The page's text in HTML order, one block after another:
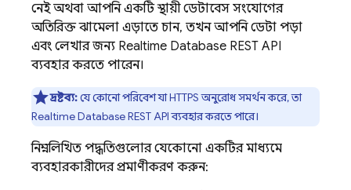
নেই অথবা আপনি একটি স্থায়ী ডেটাবেস সংযোগের
অতিরিক্ত ঝামেলা এড়াতে চান, তখন আপনি ডেটা পড়া
এবং লেখার জন্য Realtime Database REST API
ব্যবহার করতে পারেন।
দ্রষ্টব্য:যে কোনো পরিবেশ যা HTTPS অনুরোধ সমর্থন করে, তা
Realtime DatabaseREST API ব্যবহার করতে পারে।
নিম্নলিখিত পদ্ধতিগুলোর যেকোনো একটির মাধ্যমে
ব্যবহারকারীদের প্রমাণীকরণ করুন: